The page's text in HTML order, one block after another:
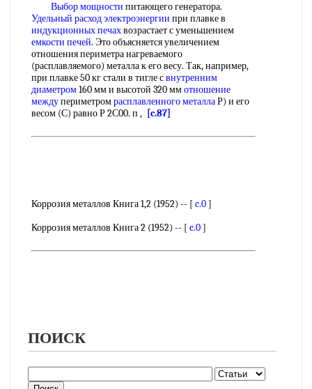
Выбор мощности питающего генератора.
Удельный расход электроэнергии при плавке в
индукционных печахвозрастает с уменьшением
емкости печей. Это объясняется увеличением
отношения периметра нагреваемого
(расплавляемого) металла к его весу. Так, например,
при плавке 50 кг стали в тигле свнутренним
диаметром160 мм и высотой 320 ммотношение
междупериметромрасплавленного металлаР) и его
весом (С) равно Р 2С00. п , [c.87]
Коррозия металлов Книга 1,2 (1952) -- [ c.0]
Коррозия металлов Книга 2 (1952) -- [ c.0]
ПОИСК